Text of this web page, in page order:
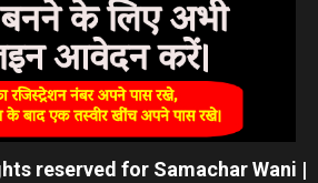
reserved for Samachar Wani |